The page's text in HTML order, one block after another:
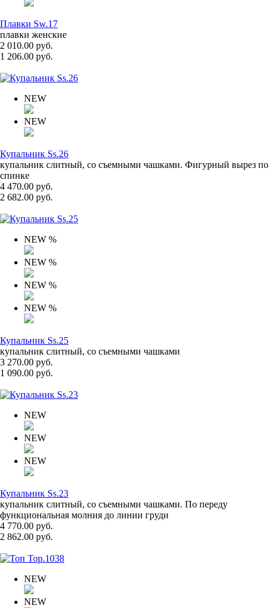
Плавки Sw.17
плавки женские
2 010.00 руб.
1 206.00 руб.
NEW
NEW
Купальник Ss.26
купальник слитный, со съемными чашками. Фигурный вырез по
спинке
4 470.00 руб.
2 682.00 руб.
NEW %
NEW %
NEW %
NEW %
Купальник Ss.25
купальник слитный, со съемными чашками
3 270.00 руб.
1 090.00 руб.
NEW
NEW
NEW
Купальник Ss.23
купальник слитный, со съемными чашками. По переду
функциональная молния до линии груди
4 770.00 руб.
2 862.00 руб.
NEW
NEW